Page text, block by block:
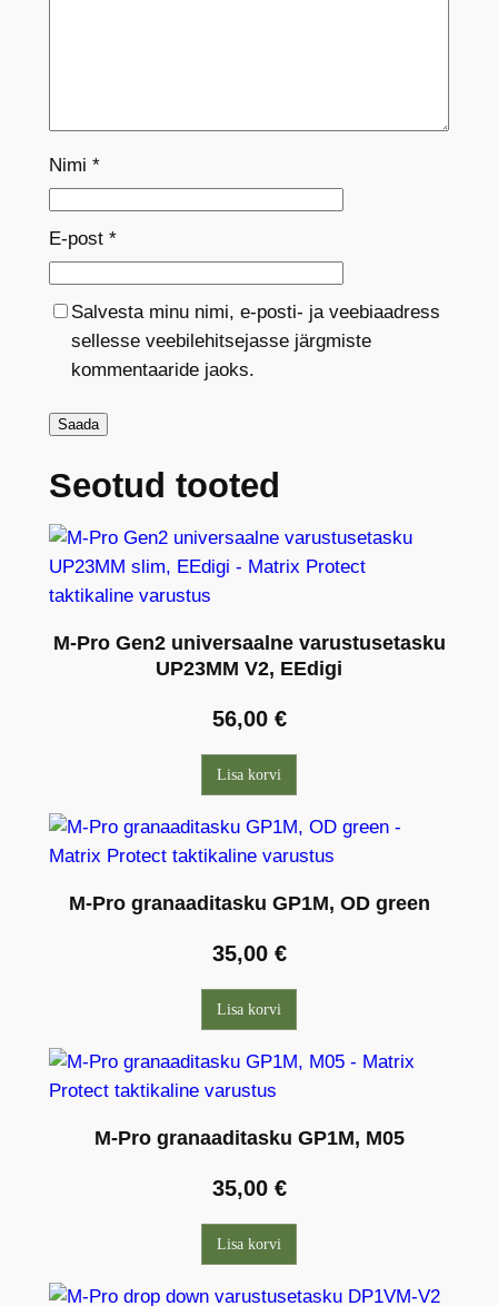
Nimi *
E-post *
Salvesta minu nimi, e-posti- ja veebiaadress
sellesse veebilehitsejasse järgmiste
kommentaaride jaoks.
Seotud tooted
M-Pro Gen2 universaalne varustusetasku
UP23MM V2, EEdigi
56,00 €
Lisa korvi
M-Pro granaaditasku GP1M, OD green
35,00 €
Lisa korvi
M-Pro granaaditasku GP1M, M05
35,00 €
Lisa korvi